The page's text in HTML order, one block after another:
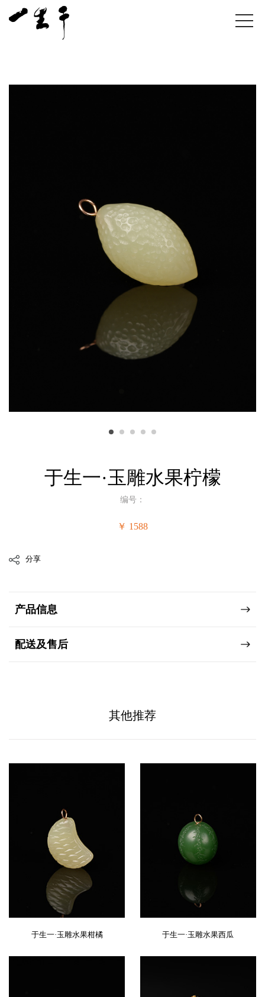
于生一·玉雕水果柠檬
编号：
￥ 1588
分享
产品信息
配送及售后
其他推荐
于生一·玉雕水果柑橘 于生一·玉雕水果西瓜